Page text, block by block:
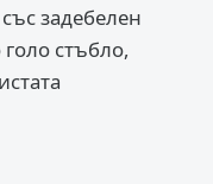
задебелен
стъбло,